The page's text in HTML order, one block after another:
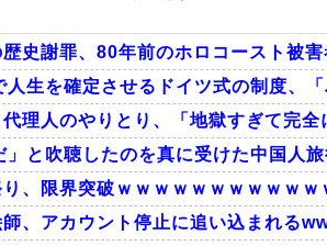
歴史謝罪、80年前のホロコースト被
人生を確定させるドイツ式の制度、
代理人のやりとり、「地獄すぎて完
」と吹聴したのを真に受けた中国人
り、限界突破ｗｗｗｗｗｗｗｗｗｗｗ
師、アカウント停止に追い込まれる